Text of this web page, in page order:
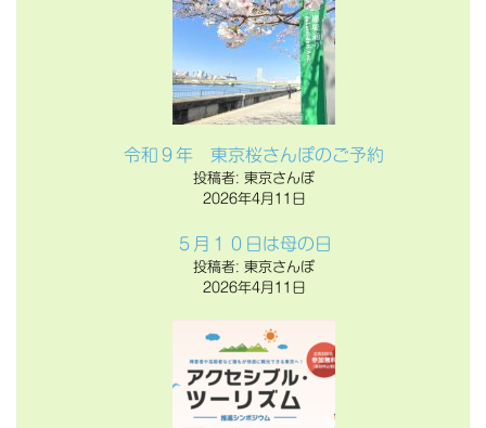
令和９年 東京桜さんぽのご予約
投稿者: 東京さんぽ
2026年4月11日
５月１０日は母の日
投稿者: 東京さんぽ
2026年4月11日